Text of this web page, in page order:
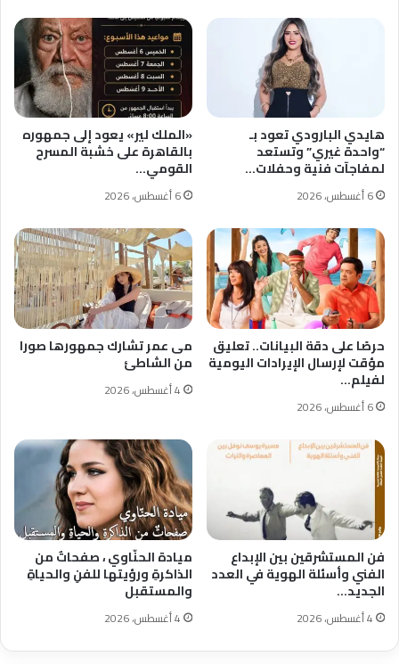
هايدي البارودي تعود بـ
“واحدة غيري” وتستعد
لمفاجآت فنية وحفلات…
6 أغسطس، 2026
«الملك لير» يعود إلى جمهوره
بالقاهرة على خشبة المسرح
القومي…
6 أغسطس، 2026
حرصًا على دقة البيانات.. تعليق
مؤقت لإرسال الإيرادات اليومية
لفيلم…
6 أغسطس، 2026
مى عمر تشارك جمهورها صورا
من الشاطئ
4 أغسطس، 2026
فن المستشرقين بين الإبداع
الفني وأسئلة الهوية في العدد
الجديد…
4 أغسطس، 2026
ميادة الحنّاوي ، صفحاتٌ من
الذاكرةِ ورؤيتها للفنِ والحياةِ
والمستقبل
4 أغسطس، 2026